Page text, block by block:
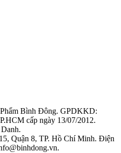
Bình Đông. GPDKKD:
cấp ngày 13/07/2012.
Quận 8, TP. Hồ Chí Minh. Điện